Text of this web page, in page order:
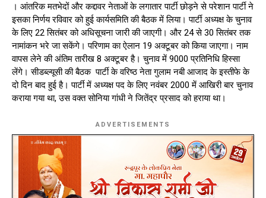
। आंतरिक मतभेदों और कद्दावर नेताओं के लगातार पार्टी छोड़ने से परेशान पार्टी ने
इसका निर्णय रविवार को हुई कार्यसमिति की बैठक में लिया। पार्टी अध्यक्ष के चुनाव
के लिए 22 सितंबर को अधिसूचना जारी की जाएगी। और 24 से 30 सितंबर तक
नामांकन भरे जा सकेंगे। परिणाम का ऐलान 19 अक्टूबर को किया जाएगा। नाम
वापस लेने की अंतिम तारीख 8 अक्टूबर है। चुनाव में 9000 प्रतिनिधि हिस्सा
लेंगे। सीडब्ल्यूसी की बैठक पार्टी के वरिष्ठ नेता गुलाम नबी आजाद के इस्तीफे के
दो दिन बाद हुई है। पार्टी में अध्यक्ष पद के लिए नवंबर 2000 में आखिरी बार चुनाव
कराया गया था, उस वक्त सोनिया गांधी ने जितेंद्र प्रसाद को हराया था।
ADVERTISEMENTS